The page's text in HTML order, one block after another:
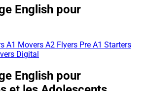
English pour
A1 Movers A2 Flyers Pre A1 Starters
Digital
English pour